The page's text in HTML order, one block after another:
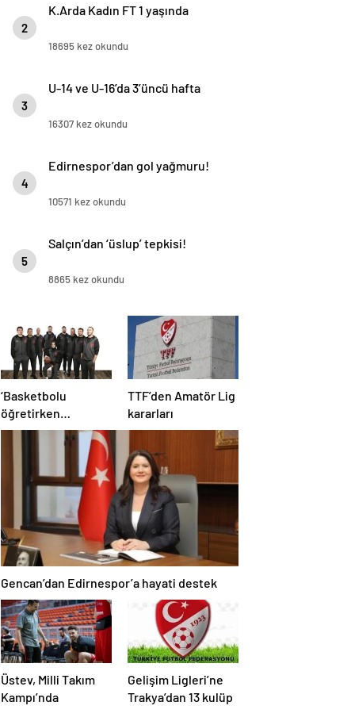
2
K.Arda Kadın FT 1 yaşında
18695 kez okundu
3
U-14 ve U-16’da 3’üncü hafta
16307 kez okundu
4
Edirnespor’dan gol yağmuru!
10571 kez okundu
5
Salçın’dan ‘üslup’ tepkisi!
8865 kez okundu
‘Basketbolu
öğretirken
sevdirmeye
çalışıyoruz’
TTF’den Amatör Lig
kararları
Gencan’dan Edirnespor’a hayati destek
Üstev, Milli Takım
Kampı’nda
Gelişim Ligleri’ne
Trakya’dan 13 kulüp